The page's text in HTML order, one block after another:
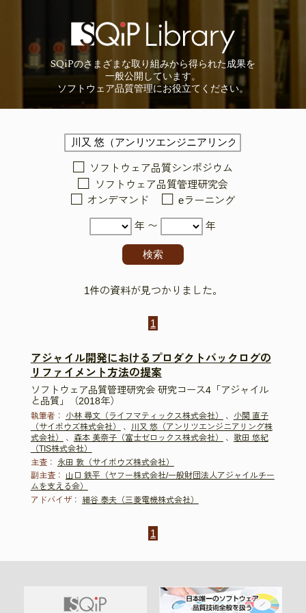
SQiPのさまざまな取り組みから得られた成果を
一般公開しています。
ソフトウェア品質管理にお役立てください。
ソフトウェア品質シンポジウム
ソフトウェア品質管理研究会
オンデマンド
eラーニング
年 〜 年
1件の資料が見つかりました。
1
アジャイル開発におけるプロダクトバックログの
リファイメント方法の提案
ソフトウェア品質管理研究会 研究コース4「アジャイル
と品質」（2018年）
執筆者： 小林 尋文（ライフマティックス株式会社） 、 小関 直子
（サイボウズ株式会社）
、 川又 悠（アンリツエンジニアリング株
式会社）
、 森本 美奈子（富士ゼロックス株式会社） 、 歌田 悠紀
（TIS株式会社）
主査：
永田 敦（サイボウズ株式会社）
副主査：
山口 鉄平（ヤフー株式会社/一般財団法人アジャイルチー
ムを支える会）
アドバイザ：
細谷 泰夫（三菱電機株式会社）
1